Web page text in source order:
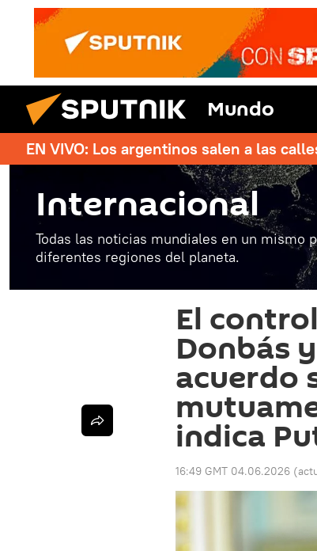
Mundo
EN VIVO: Los argentinos salen a las
Internacional
Todas las noticias mundiales en un mismo
diferentes regiones del planeta.
El
Donbás
acuerdo
indica
16:49 GMT 04.06.2026